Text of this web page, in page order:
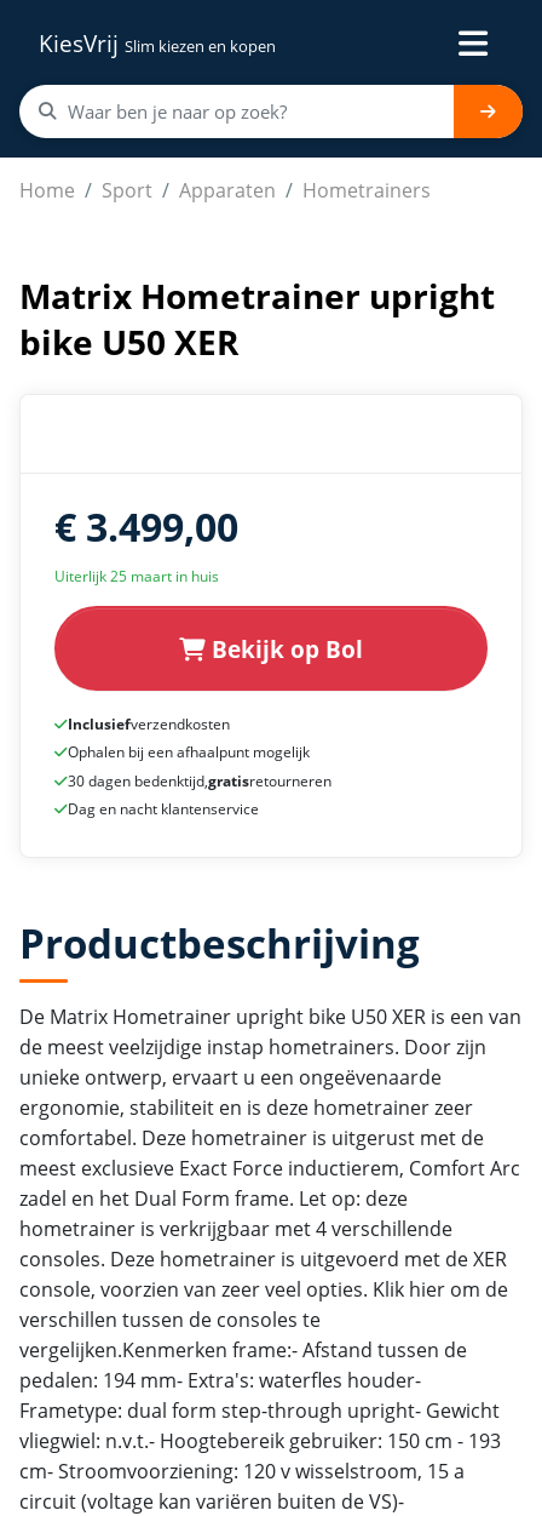
KiesVrij Slim kiezen en kopen
Home Sport Apparaten Hometrainers
Matrix Hometrainer upright bike U50 XER
Matrix Hometrainer upright
bike U50 XER
€ 3.499,00
Uiterlijk 25 maart in huis
Bekijk op Bol
Inclusiefverzendkosten
Ophalen bij een afhaalpunt mogelijk
30 dagen bedenktijd,gratisretourneren
Dag en nacht klantenservice
Productbeschrijving
De Matrix Hometrainer upright bike U50 XER is een van
de meest veelzijdige instap hometrainers. Door zijn
unieke ontwerp, ervaart u een ongeëvenaarde
ergonomie, stabiliteit en is deze hometrainer zeer
comfortabel. Deze hometrainer is uitgerust met de
meest exclusieve Exact Force inductierem, Comfort Arc
zadel en het Dual Form frame. Let op: deze
hometrainer is verkrijgbaar met 4 verschillende
consoles. Deze hometrainer is uitgevoerd met de XER
console, voorzien van zeer veel opties. Klik hier om de
verschillen tussen de consoles te
vergelijken.Kenmerken frame:- Afstand tussen de
pedalen: 194 mm- Extra's: waterfles houder-
Frametype: dual form step-through upright- Gewicht
vliegwiel: n.v.t.- Hoogtebereik gebruiker: 150 cm - 193
cm- Stroomvoorziening: 120 v wisselstroom, 15 a
circuit (voltage kan variëren buiten de VS)-